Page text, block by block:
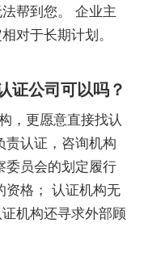
帮到您。 企业主
对于长期计划。
证公司可以吗？
，更愿意直接找认
责认证，咨询机构
委员会的划定履行
资格； 认证机构无
机构还寻求外部顾